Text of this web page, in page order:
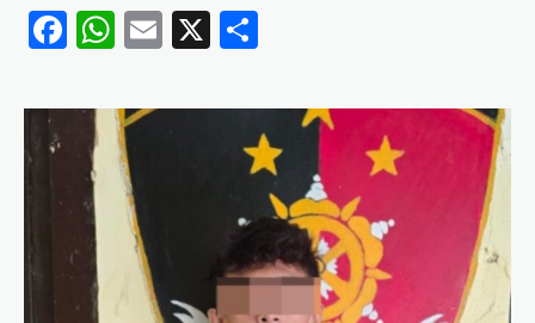
Facebook
WhatsApp
Email
X